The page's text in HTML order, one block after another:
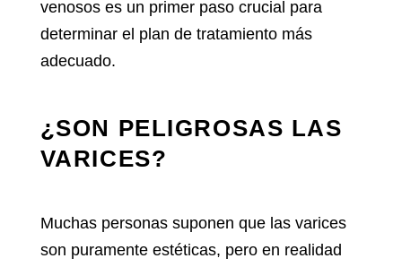
venosos es un primer paso crucial para
determinar el plan de tratamiento más
adecuado.
¿SON PELIGROSAS LAS
VARICES?
Muchas personas suponen que las varices
son puramente estéticas, pero en realidad